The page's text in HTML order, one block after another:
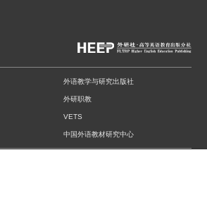
外语教学与研究出版社
外研职教
VETS
中国外语教材研究中心